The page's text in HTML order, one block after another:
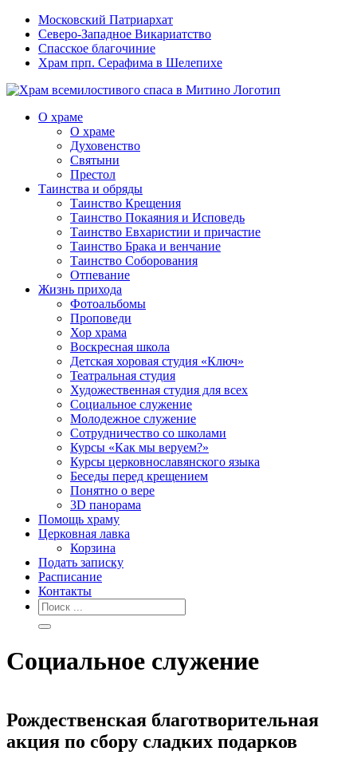
Московский Патриархат
Северо-Западное Викариатство
Спасское благочиние
Храм прп. Серафима в Шелепихе
О храме
О храме
Духовенство
Святыни
Престол
Таинства и обряды
Таинство Крещения
Таинство Покаяния и Исповедь
Таинство Евхаристии и причастие
Таинство Брака и венчание
Таинство Соборования
Отпевание
Жизнь прихода
Фотоальбомы
Проповеди
Хор храма
Воскресная школа
Детская хоровая студия «Ключ»
Театральная студия
Х​удожественная студия для всех
Социальное служение
Молодежное служение
Сотрудничество со школами
Курсы «Как мы веруем?»
Курсы церковнославянского языка
Беседы перед крещением
Понятно о вере
3D панорама
Помощь храму
Церковная лавка
Корзина
Подать записку
Расписание
Контакты
Социальное служение
Рождественская благотворительная
акция по сбору сладких подарков